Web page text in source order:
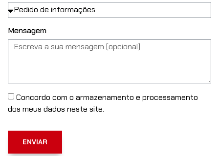
Mensagem
Concordo com o armazenamento e processamento
dos meus dados neste site.
ENVIAR